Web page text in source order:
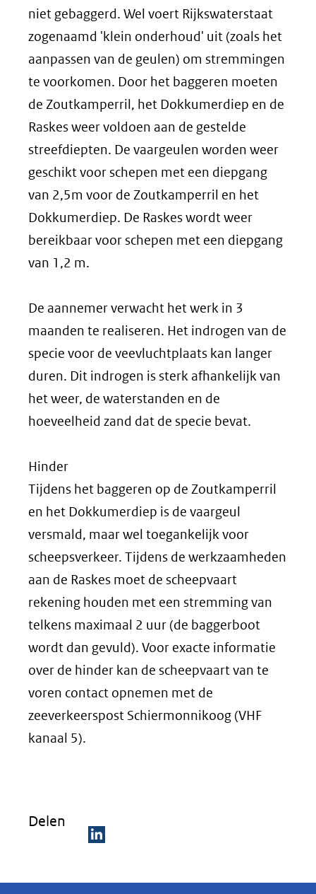
niet gebaggerd. Wel voert Rijkswaterstaat
zogenaamd 'klein onderhoud' uit (zoals het
aanpassen van de geulen) om stremmingen
te voorkomen. Door het baggeren moeten
de Zoutkamperril, het Dokkumerdiep en de
Raskes weer voldoen aan de gestelde
streefdiepten. De vaargeulen worden weer
geschikt voor schepen met een diepgang
van 2,5m voor de Zoutkamperril en het
Dokkumerdiep. De Raskes wordt weer
bereikbaar voor schepen met een diepgang
van 1,2 m.
De aannemer verwacht het werk in 3
maanden te realiseren. Het indrogen van de
specie voor de veevluchtplaats kan langer
duren. Dit indrogen is sterk afhankelijk van
het weer, de waterstanden en de
hoeveelheid zand dat de specie bevat.
Hinder
Tijdens het baggeren op de Zoutkamperril
en het Dokkumerdiep is de vaargeul
versmald, maar wel toegankelijk voor
scheepsverkeer. Tijdens de werkzaamheden
aan de Raskes moet de scheepvaart
rekening houden met een stremming van
telkens maximaal 2 uur (de baggerboot
wordt dan gevuld). Voor exacte informatie
over de hinder kan de scheepvaart van te
voren contact opnemen met de
zeeverkeerspost Schiermonnikoog (VHF
kanaal 5).
Delen
e